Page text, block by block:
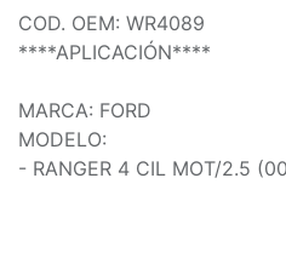
COD. OEM: WR4089
****APLICACIÓN****
MARCA: FORD
MODELO:
- RANGER 4 CIL MOT/2.5